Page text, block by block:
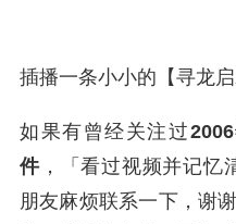
插播一条小小的【寻龙启
如果有曾经关注过
件，「看过视频并记忆
朋友麻烦联系一下，谢